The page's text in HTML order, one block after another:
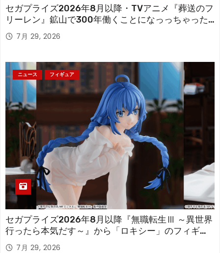
セガプライズ2026年8月以降・TVアニメ『葬送のフ
リーレン』鉱山で300年働くことになっっちゃった
「フリーレン」を立体化！
7月 29, 2026
ニュース フィギュア
セガプライズ2026年8月以降『無職転生Ⅲ ～異世界
行ったら本気だす～』から「ロキシー」のフィギュ
アが登場！
7月 29, 2026